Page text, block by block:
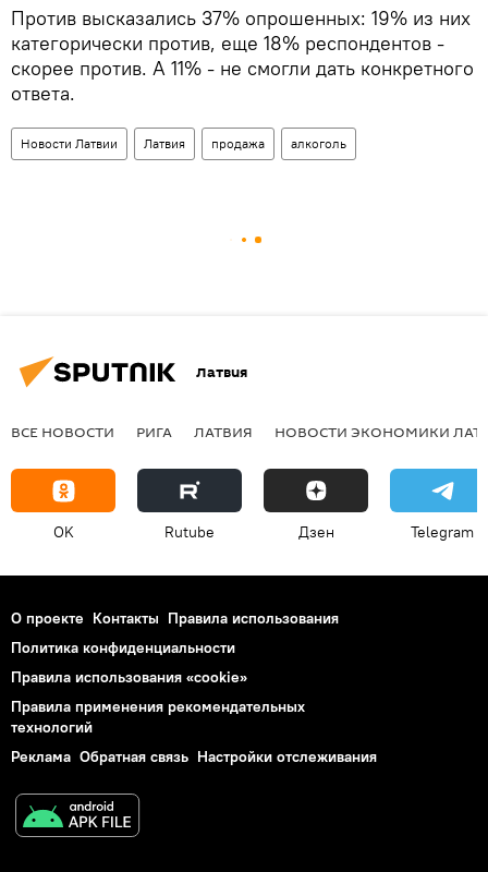
Против высказались 37% опрошенных: 19% из них
категорически против, еще 18% респондентов -
скорее против. А 11% - не смогли дать конкретного
ответа.
Новости Латвии Латвия продажа алкоголь
Латвия
ВСЕ НОВОСТИ РИГА ЛАТВИЯ НОВОСТИ ЭКОНОМИКИ
OK Rutube Дзен Telegram
О проекте Контакты Правила использования
Политика конфиденциальности
Правила использования «cookie»
Правила применения рекомендательных
технологий
Реклама Обратная связь Настройки отслеживания